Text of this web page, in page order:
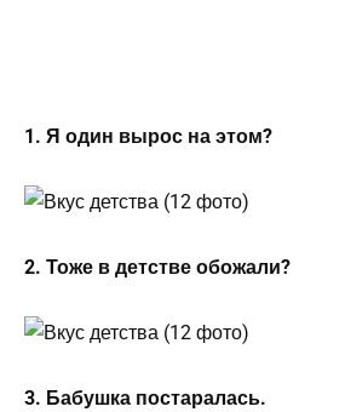
1. Я один вырос на этом?
2. Тоже в детстве обожали?
3. Бабушка постаралась.